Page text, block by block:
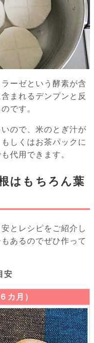
ーゼという酵素が含
まれるデンプンと反
です。
ので、米のとぎ汁が
しくはお茶パックに
代用できます。
はもちろん葉
とレシピをご紹介し
あるのでぜひ作って
安
カ月）